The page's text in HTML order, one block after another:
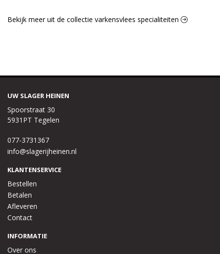
Bekijk meer uit de collectie varkensvlees specialiteiten
UW SLAGER HEINEN
Spoorstraat 30
5931PT Tegelen
077-3731367
info@slagerijheinen.nl
KLANTENSERVICE
Bestellen
Betalen
Afleveren
Contact
INFORMATIE
Over ons